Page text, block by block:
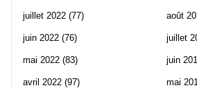
juillet 2022 (77)
juin 2022 (76)
mai 2022 (83)
avril 2022 (97)
août
juillet
juin
mai